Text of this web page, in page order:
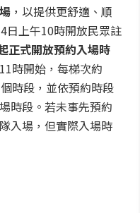
，以提供更舒適、順
日上午10時開放民眾註
正式開放預約入場時
時開始，每梯次約
時段，並依預約時段
時段。若未事先預約
入場，但實際入場時